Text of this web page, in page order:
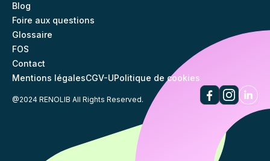
Blog
Foire aux questions
Glossaire
FOS
Contact
Mentions légalesCGV-UPolitique de cookies
@2024 RENOLIB All Rights Reserved.